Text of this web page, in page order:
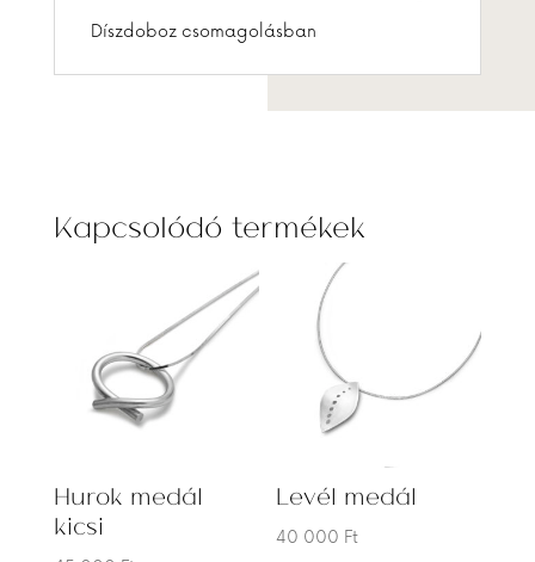
Díszdoboz csomagolásban
Kapcsolódó termékek
Hurok medál
kicsi
Levél medál
40 000 Ft